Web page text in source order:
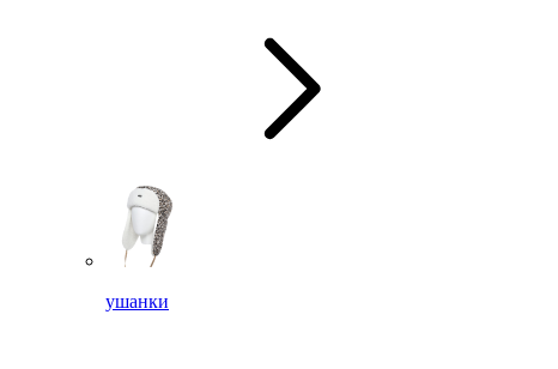
ушанки